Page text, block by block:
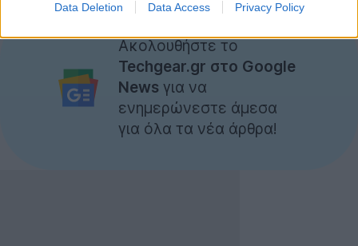
Data Deletion Data Access Privacy Policy
Ακολουθήστε το
Techgear.gr στο Google
News για να
ενημερώνεστε άμεσα
για όλα τα νέα άρθρα!